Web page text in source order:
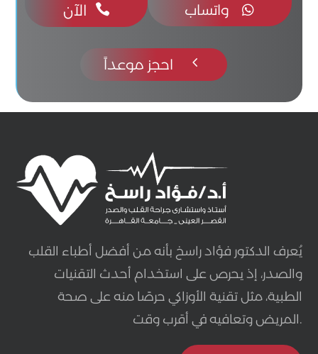
 
4
يُعرف الدكتور فؤاد راسخ بأنه من أفضل أطباء القلب
والصدر، إذ يحرص على استخدام أحدث التقنيات
الطبية، مثل تقنية الأوزاكي حرصًا منه على صحة
المريض وتعافيه في أقرب وقت.